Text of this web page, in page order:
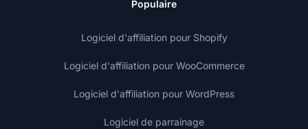
Populaire
Logiciel d'affiliation pour Shopify
Logiciel d'affiliation pour WooCommerce
Logiciel d'affiliation pour WordPress
Logiciel de parrainage